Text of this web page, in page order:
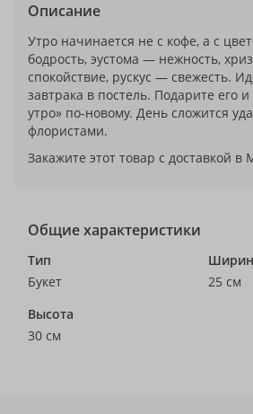
Описание
Утро начинается не с кофе, а с
бодрость, эустома — нежность,
спокойствие, рускус — свежесть.
завтрака в постель. Подарите его
утро» по-новому. День сложится
флористами.
Закажите этот товар с доставкой в
Общие характеристики
Тип
Букет
25 см
Высота
30 см